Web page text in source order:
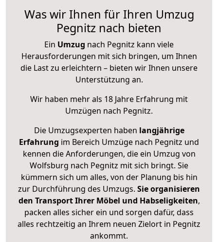
Was wir Ihnen für Ihren Umzug
Pegnitz nach bieten
Ein Umzug nach Pegnitz kann viele
Herausforderungen mit sich bringen, um Ihnen
die Last zu erleichtern – bieten wir Ihnen unsere
Unterstützung an.
Wir haben mehr als 18 Jahre Erfahrung mit
Umzügen nach Pegnitz.
Die Umzugsexperten haben langjährige
Erfahrung im Bereich Umzüge nach Pegnitz und
kennen die Anforderungen, die ein Umzug von
Wolfsburg nach Pegnitz mit sich bringt. Sie
kümmern sich um alles, von der Planung bis hin
zur Durchführung des Umzugs. Sie organisieren
den Transport Ihrer Möbel und Habseligkeiten,
packen alles sicher ein und sorgen dafür, dass
alles rechtzeitig an Ihrem neuen Zielort in Pegnitz
ankommt.